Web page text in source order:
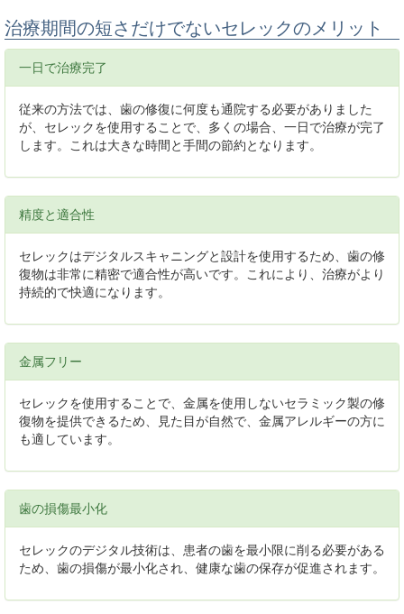
治療期間の短さだけでないセレックのメリット
一日で治療完了
従来の方法では、歯の修復に何度も通院する必要がありました
が、セレックを使用することで、多くの場合、一日で治療が完了
します。これは大きな時間と手間の節約となります。
精度と適合性
セレックはデジタルスキャニングと設計を使用するため、歯の修
復物は非常に精密で適合性が高いです。これにより、治療がより
持続的で快適になります。
金属フリー
セレックを使用することで、金属を使用しないセラミック製の修
復物を提供できるため、見た目が自然で、金属アレルギーの方に
も適しています。
歯の損傷最小化
セレックのデジタル技術は、患者の歯を最小限に削る必要がある
ため、歯の損傷が最小化され、健康な歯の保存が促進されます。